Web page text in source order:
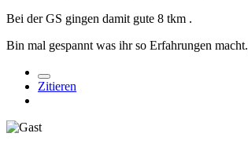
Bei der GS gingen damit gute 8 tkm .
Bin mal gespannt was ihr so Erfahrungen macht.
Zitieren